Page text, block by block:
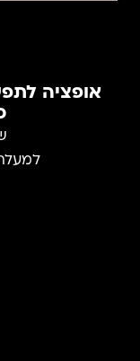
אופציה
למעלה מ-4 מיליון